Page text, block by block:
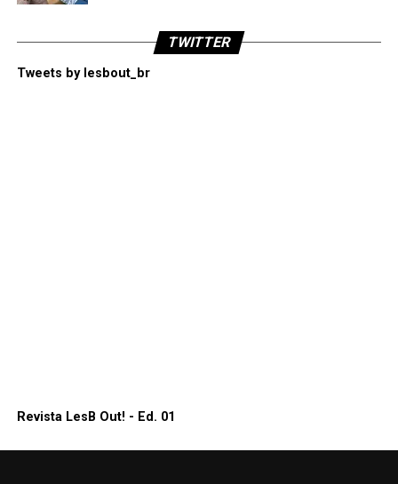
TWITTER
Tweets by lesbout_br
Revista LesB Out! - Ed. 01